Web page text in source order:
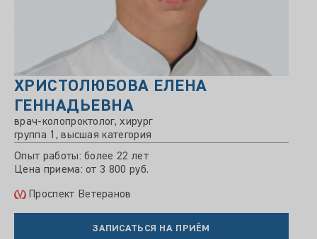
ХРИСТОЛЮБОВА ЕЛЕНА
ГЕННАДЬЕВНА
врач-колопроктолог, хирург
группа 1, высшая категория
Опыт работы: более 22 лет
Цена приема: от 3 800 руб.
Проспект Ветеранов
ЗАПИСАТЬСЯ НА ПРИЁМ